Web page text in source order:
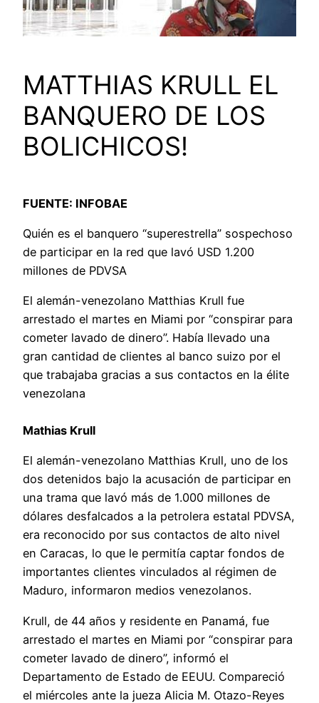
MATTHIAS KRULL EL
BANQUERO DE LOS
BOLICHICOS!
FUENTE: INFOBAE
Quién es el banquero “superestrella” sospechoso
de participar en la red que lavó USD 1.200
millones de PDVSA
El alemán-venezolano Matthias Krull fue
arrestado el martes en Miami por “conspirar para
cometer lavado de dinero”. Había llevado una
gran cantidad de clientes al banco suizo por el
que trabajaba gracias a sus contactos en la élite
venezolana
Mathias Krull
El alemán-venezolano Matthias Krull, uno de los
dos detenidos bajo la acusación de participar en
una trama que lavó más de 1.000 millones de
dólares desfalcados a la petrolera estatal PDVSA,
era reconocido por sus contactos de alto nivel
en Caracas, lo que le permitía captar fondos de
importantes clientes vinculados al régimen de
Maduro, informaron medios venezolanos.
Krull, de 44 años y residente en Panamá, fue
arrestado el martes en Miami por “conspirar para
cometer lavado de dinero”, informó el
Departamento de Estado de EEUU. Compareció
el miércoles ante la jueza Alicia M. Otazo-Reyes